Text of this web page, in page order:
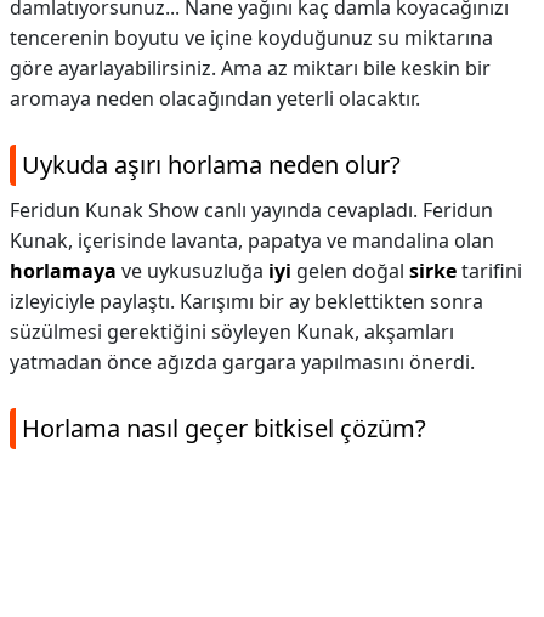
damlatıyorsunuz... Nane yağını kaç damla koyacağınızı
tencerenin boyutu ve içine koyduğunuz su miktarına
göre ayarlayabilirsiniz. Ama az miktarı bile keskin bir
aromaya neden olacağından yeterli olacaktır.
Uykuda aşırı horlama neden olur?
Feridun Kunak Show canlı yayında cevapladı. Feridun
Kunak, içerisinde lavanta, papatya ve mandalina olan
horlamaya ve uykusuzluğa iyi gelen doğal sirketarifini
izleyiciyle paylaştı. Karışımı bir ay beklettikten sonra
süzülmesi gerektiğini söyleyen Kunak, akşamları
yatmadan önce ağızda gargara yapılmasını önerdi.
Horlama nasıl geçer bitkisel çözüm?